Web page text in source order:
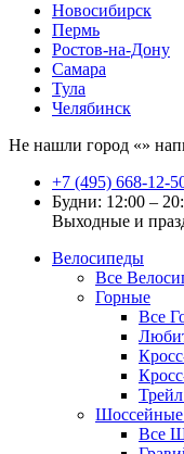
Новосибирск
Пермь
Ростов-на-Дону
Самара
Тула
Челябинск
Не нашли город «»
+7 (495) 668-12-
Будни: 12:00 –
Выходные и
Велосипеды
Все
Горные
Все
Все